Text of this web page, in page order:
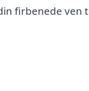
firbenede ven